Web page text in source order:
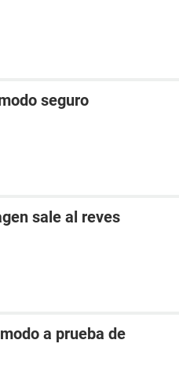
seguro
sale al reves
a prueba de